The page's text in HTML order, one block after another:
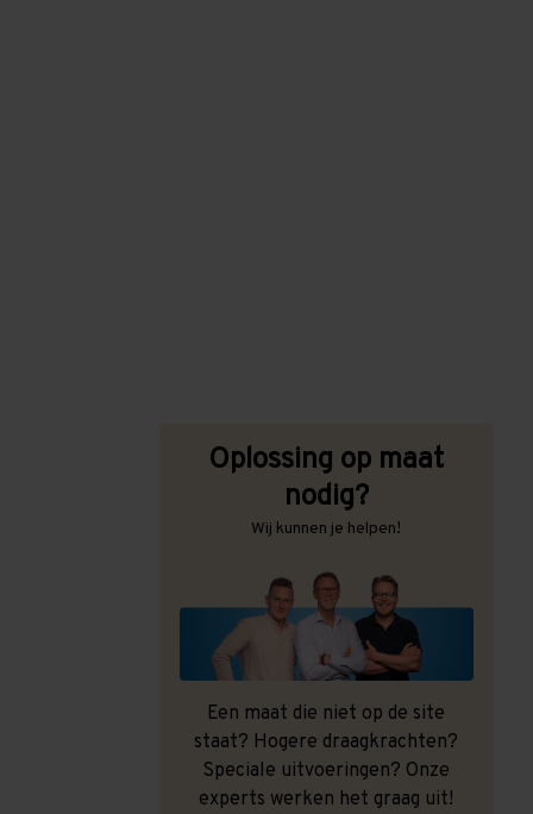
Oplossing op maat
nodig?
Wij kunnen je helpen!
Een maat die niet op de site
staat? Hogere draagkrachten?
Speciale uitvoeringen? Onze
experts werken het graag uit!